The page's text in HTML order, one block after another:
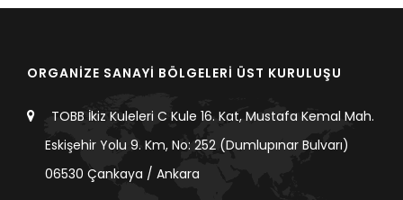
ORGANİZE SANAYİ BÖLGELERİ ÜST KURULUŞU
TOBB İkiz Kuleleri C Kule 16. Kat, Mustafa Kemal Mah.
Eskişehir Yolu 9. Km, No: 252 (Dumlupınar Bulvarı)
06530 Çankaya / Ankara